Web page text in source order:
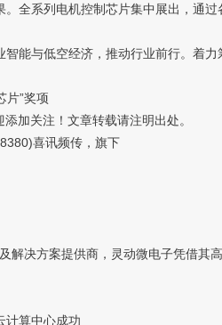
系列电机控制芯片集中展出，通
与低空经济，推动行业前行。着
”奖项
加关注！文章转载请注明出处。
喜讯频传，旗下
决方案提供商，灵动微电子凭借其
算中心成功